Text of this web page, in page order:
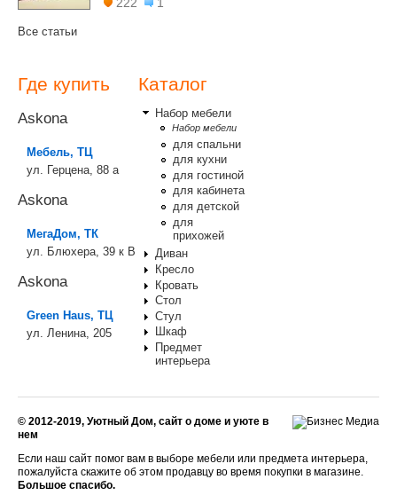
222
1
Все статьи
Где купить
Askona
Мебель, ТЦ
ул. Герцена, 88 а
Askona
МегаДом, ТК
ул. Блюхера, 39 к В
Askona
Green Haus, ТЦ
ул. Ленина, 205
Каталог
Набор мебели
Набор мебели
для спальни
для кухни
для гостиной
для кабинета
для детской
для
прихожей
Диван
Кресло
Кровать
Стол
Стул
Шкаф
Предмет
интерьера
© 2012-2019, Уютный Дом, сайт о доме и уюте в
нем
Если наш сайт помог вам в выборе мебели или предмета интерьера,
пожалуйста скажите об этом продавцу во время покупки в магазине.
Большое спасибо.